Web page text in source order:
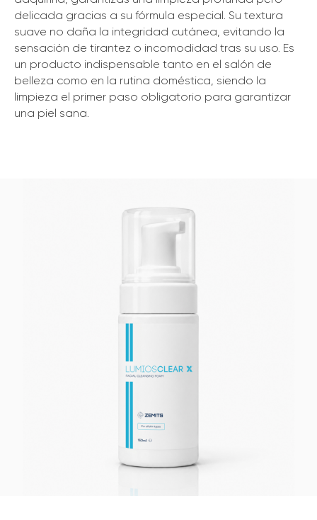
delicada gracias a su fórmula especial. Su textura
suave no daña la integridad cutánea, evitando la
sensación de tirantez o incomodidad tras su uso. Es
un producto indispensable tanto en el salón de
belleza como en la rutina doméstica, siendo la
limpieza el primer paso obligatorio para garantizar
una piel sana.